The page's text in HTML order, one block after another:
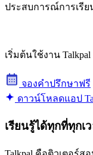
ประสบการณ์การเรี
เริ่มต้นใช้งาน
จองคําปรึกษาฟรี
ดาวน์โหลดแอป
เรียนรู้ได้ทุกที่ทุกเ